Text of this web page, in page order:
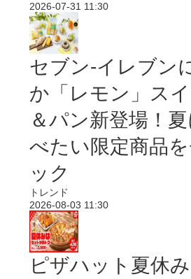
2026-07-31 11:30
セブン‐イレブン
か「レモン」ス
＆パン新登場！
べたい限定商品
ック
トレンド
2026-08-03 11:30
ピザハット夏休